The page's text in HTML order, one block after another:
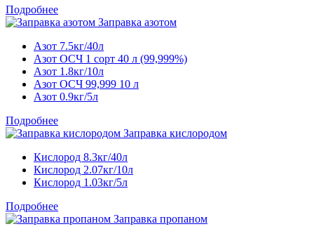
Подробнее
Заправка азотом
Азот 7.5кг/40л
Азот ОСЧ 1 сорт 40 л (99,999%)
Азот 1.8кг/10л
Азот ОСЧ 99,999 10 л
Азот 0.9кг/5л
Подробнее
Заправка кислородом
Кислород 8.3кг/40л
Кислород 2.07кг/10л
Кислород 1.03кг/5л
Подробнее
Заправка пропаном